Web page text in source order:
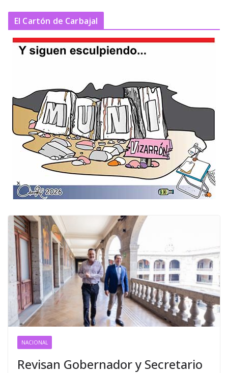
El Cartón de Carbajal
NACIONAL
Revisan Gobernador y Secretario